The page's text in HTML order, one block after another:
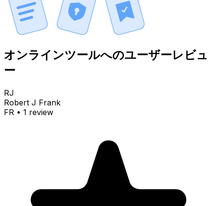
オンラインツールへのユーザーレビュ
ー
RJ
Robert J Frank
FR • 1 review